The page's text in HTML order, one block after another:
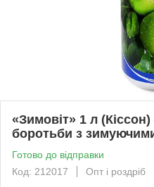
«Зимовіт» 1 л
боротьби з
Готово до відправки
Код: 212017
Опт і роздріб